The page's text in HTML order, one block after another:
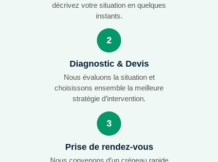
décrivez votre situation en quelques
instants.
2
Diagnostic & Devis
Nous évaluons la situation et
choisissons ensemble la meilleure
stratégie d’intervention.
3
Prise de rendez-vous
Nous convenons d’un créneau rapide